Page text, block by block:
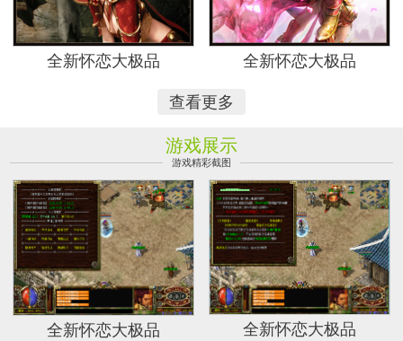
联系我们
全新怀恋大极品 全新怀恋大极品
查看更多
游戏展示
游戏精彩截图
全新怀恋大极品 全新怀恋大极品